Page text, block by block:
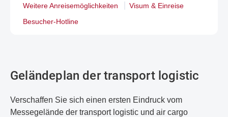
Weitere Anreisemöglichkeiten
Visum & Einreise
Besucher-Hotline
Geländeplan der transport logistic
Verschaffen Sie sich einen ersten Eindruck vom
Messegelände der transport logistic und air cargo